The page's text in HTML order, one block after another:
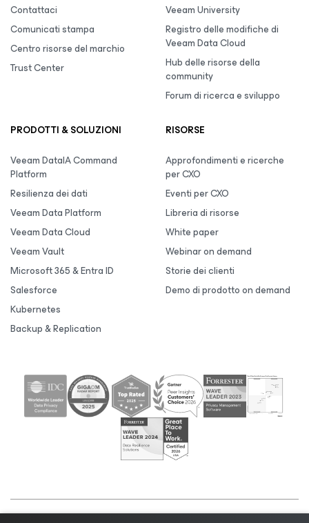
Contattaci
Comunicati stampa
Centro risorse del marchio
Trust Center
Veeam University
Registro delle modifiche di
Veeam Data Cloud
Hub delle risorse della
community
Forum di ricerca e sviluppo
PRODOTTI & SOLUZIONI
Veeam DataIA Command
Platform
Resilienza dei dati
Veeam Data Platform
Veeam Data Cloud
Veeam Vault
Microsoft 365 & Entra ID
Salesforce
Kubernetes
Backup & Replication
RISORSE
Approfondimenti e ricerche
per CXO
Eventi per CXO
Libreria di risorse
White paper
Webinar on demand
Storie dei clienti
Demo di prodotto on demand